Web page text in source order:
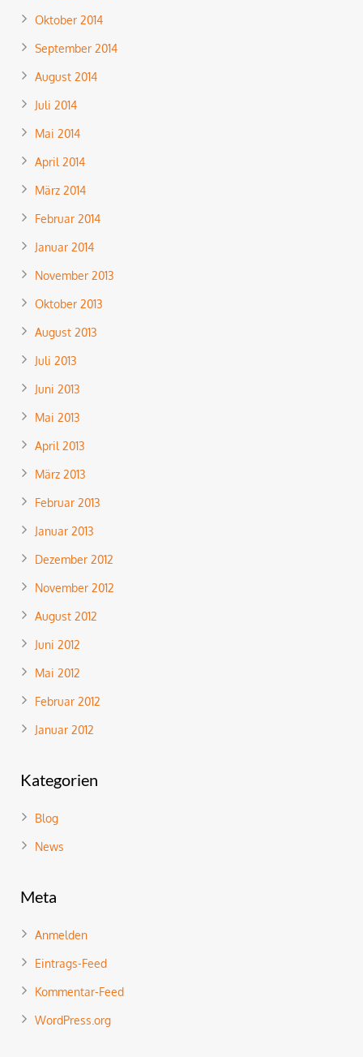
Oktober 2014
September 2014
August 2014
Juli 2014
Mai 2014
April 2014
März 2014
Februar 2014
Januar 2014
November 2013
Oktober 2013
August 2013
Juli 2013
Juni 2013
Mai 2013
April 2013
März 2013
Februar 2013
Januar 2013
Dezember 2012
November 2012
August 2012
Juni 2012
Mai 2012
Februar 2012
Januar 2012
Kategorien
Blog
News
Meta
Anmelden
Eintrags-Feed
Kommentar-Feed
WordPress.org